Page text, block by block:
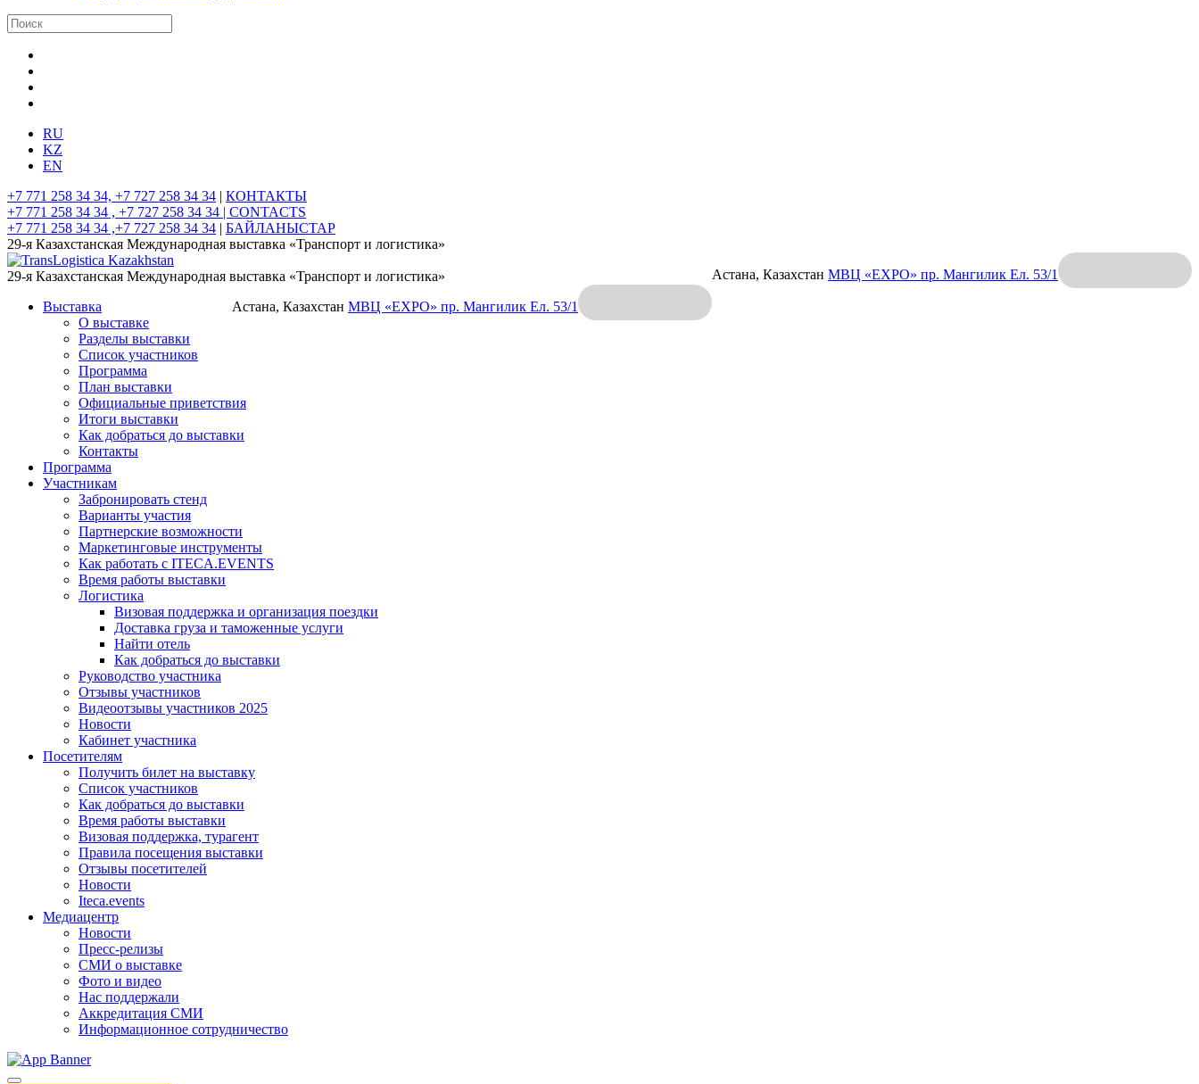
RU
KZ
EN
+7 771 258 34 34, +7 727 258 34 34 | КОНТАКТЫ
+7 771 258 34 34 , +7 727 258 34 34 | CONTACTS
+7 771 258 34 34 ,+7 727 258 34 34 | БАЙЛАНЫСТАР
29-я Казахстанская Международная выставка «Транспорт и логистика»
Астана, Казахстан МВЦ «EXPO» пр. Мангилик Ел. 53/1
29-я Казахстанская Международная выставка «Транспорт и логистика»
Астана, Казахстан МВЦ «EXPO» пр. Мангилик Ел. 53/1
Выставка
О выставке
Разделы выставки
Список участников
Программа
План выставки
Официальные приветствия
Итоги выставки
Как добраться до выставки
Контакты
Программа
Участникам
Забронировать стенд
Варианты участия
Партнерские возможности
Маркетинговые инструменты
Как работать с ITECA.EVENTS
Время работы выставки
Логистика
Визовая поддержка и организация поездки
Доставка груза и таможенные услуги
Найти отель
Как добраться до выставки
Руководство участника
Отзывы участников
Видеоотзывы участников 2025
Новости
Кабинет участника
Посетителям
Получить билет на выставку
Список участников
Как добраться до выставки
Время работы выставки
Визовая поддержка, турагент
Правила посещения выставки
Отзывы посетителей
Новости
Iteca.events
Медиацентр
Новости
Пресс-релизы
СМИ о выставке
Фото и видео
Нас поддержали
Аккредитация СМИ
Информационное сотрудничество